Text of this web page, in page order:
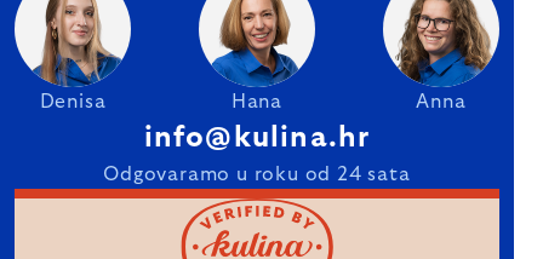
Denisa Hana Anna
info@kulina.hr
Odgovaramo u roku od 24 sata